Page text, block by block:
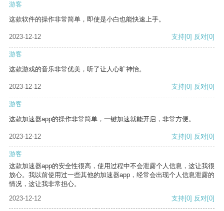
游客
这款软件的操作非常简单，即使是小白也能快速上手。
2023-12-12 支持[0] 反对[0]
游客
这款游戏的音乐非常优美，听了让人心旷神怡。
2023-12-12 支持[0] 反对[0]
游客
这款加速器app的操作非常简单，一键加速就能开启，非常方便。
2023-12-12 支持[0] 反对[0]
游客
这款加速器app的安全性很高，使用过程中不会泄露个人信息，这让我很
放心。我以前使用过一些其他的加速器app，经常会出现个人信息泄露的
情况，这让我非常担心。
2023-12-12
支持[0] 反对[0]